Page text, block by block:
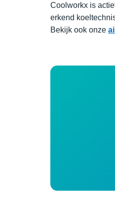
Coolworkx is
erkend
Bekijk ook onze